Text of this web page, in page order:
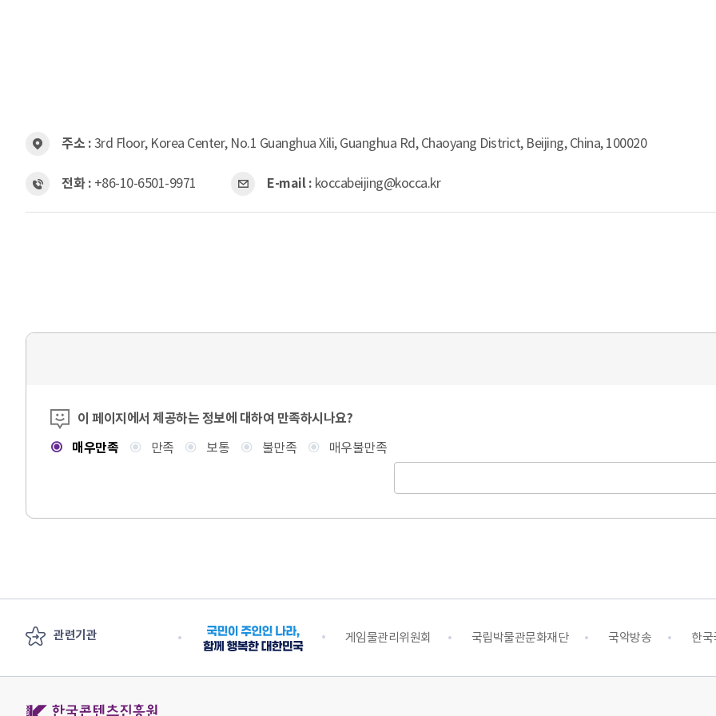
주소 : 3rd Floor, Korea Center, No.1 Guanghua Xili, Guanghua Rd, Chaoyang District, Beijing, China, 100020
전화 : +86-10-6501-9971 E-mail : koccabeijing@kocca.kr
콘텐츠 만족도 조사
이 페이지에서 제공하는 정보에 대하여 만족하시나요?
매우만족
만족 보통 불만족 매우불만족
관련기관
전부 수출 플러스 지원단 게임물관리위원회 국립박물관문화재단 국악방송 한